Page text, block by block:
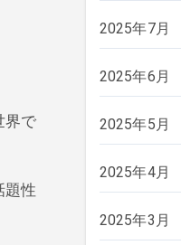
界で
題性
2025年7月
2025年6月
2025年5月
2025年4月
2025年3月